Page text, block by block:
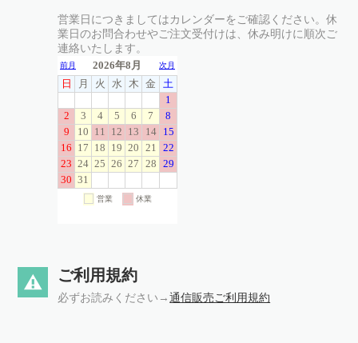
営業日につきましてはカレンダーをご確認ください。休
業日のお問合わせやご注文受付けは、休み明けに順次ご
連絡いたします。
ご利用規約
必ずお読みください→通信販売ご利用規約